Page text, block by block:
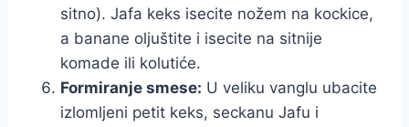
sitno). Jafa keks isecite nožem na kockice,
a banane oljuštite i isecite na sitnije
komade ili kolutiće.
Formiranje smese: U veliku vanglu ubacite
izlomljeni petit keks, seckanu Jafu i